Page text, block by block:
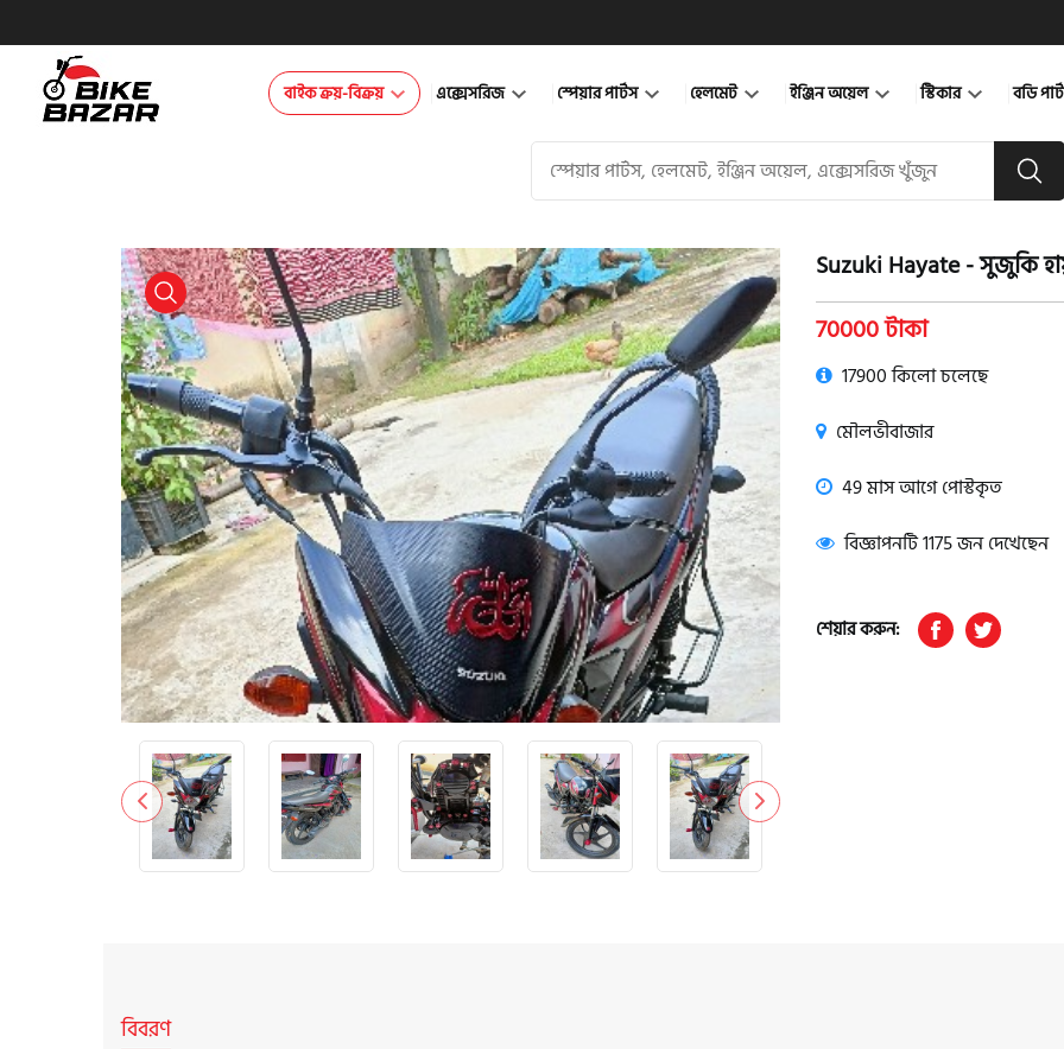
বাইক ক্রয়-বিক্রয় এক্সেসরিজ স্পেয়ার পার্টস হেলমেট ইঞ্জিন অয়েল স্টিকার বডি
product view product view
Suzuki Hayate - সুজুকি
70000 টাকা
17900 কিলো চলেছে
মৌলভীবাজার
49 মাস আগে পোস্টকৃত
বিজ্ঞাপনটি 1175 জন দেখেছেন
শেয়ার করুন:
বিবরণ